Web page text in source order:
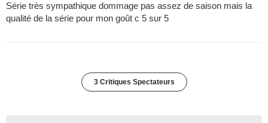
Série très sympathique dommage pas assez de saison mais la
qualité de la série pour mon goût c 5 sur 5
3 Critiques Spectateurs